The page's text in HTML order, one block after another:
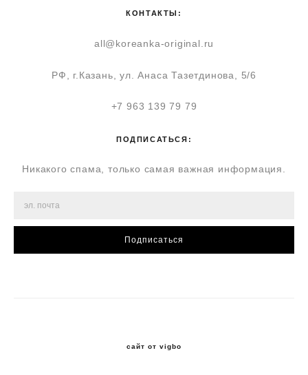
КОНТАКТЫ:
all@koreanka-original.ru
РФ, г.Казань, ул. Анаса Тазетдинова, 5/6
+7 963 139 79 79
ПОДПИСАТЬСЯ:
Никакого спама, только самая важная информация.
Подписаться
сайт от vigbo